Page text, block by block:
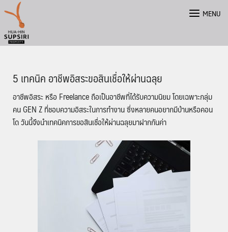
content
MENU
5 เทคนิค อาชีพอิสระขอสินเชื่อให้ผ่านฉลุย
อาชีพอิสระ หรือ Freelance ถือเป็นอาชีพที่ได้รับความนิยม โดยเฉพาะกลุ่ม
คน GEN Z ที่ชอบความอิสระในการทำงาน ซึ่งหลายคนอยากมีบ้านหรือคอน
โด วันนี้จึงนำเทคนิคการขอสินเชื่อให้ผ่านฉลุยมาฝากกันค่า